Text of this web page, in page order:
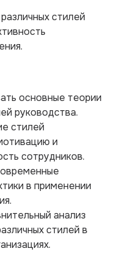
стилей
основные теории
руководства.
стилей
и
сотрудников.
в применении
анализ
стилей в